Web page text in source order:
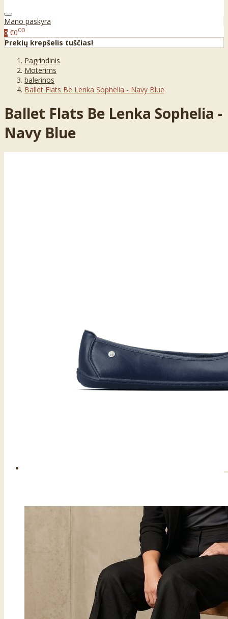
Mano paskyra
0 €000
Prekių krepšelis tuščias!
Pagrindinis
Moterims
balerinos
Ballet Flats Be Lenka Sophelia - Navy Blue
Ballet Flats Be Lenka Sophelia -
Navy Blue